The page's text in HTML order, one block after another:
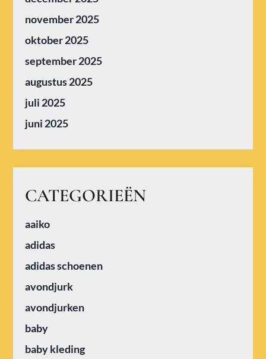
november 2025
oktober 2025
september 2025
augustus 2025
juli 2025
juni 2025
CATEGORIEËN
aaiko
adidas
adidas schoenen
avondjurk
avondjurken
baby
baby kleding